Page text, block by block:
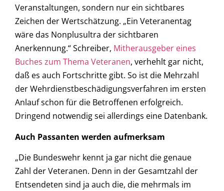
Veranstaltungen, sondern nur ein sichtbares
Zeichen der Wertschätzung. „Ein Veteranentag
wäre das Nonplusultra der sichtbaren
Anerkennung.“ Schreiber, Mitherausgeber eines
Buches zum Thema Veteranen, verhehlt gar nicht,
daß es auch Fortschritte gibt. So ist die Mehrzahl
der Wehrdienstbeschädigungsverfahren im ersten
Anlauf schon für die Betroffenen erfolgreich.
Dringend notwendig sei allerdings eine Datenbank.
Auch Passanten werden aufmerksam
„Die Bundeswehr kennt ja gar nicht die genaue
Zahl der Veteranen. Denn in der Gesamtzahl der
Entsendeten sind ja auch die, die mehrmals im